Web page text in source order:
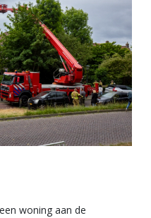
woning aan de